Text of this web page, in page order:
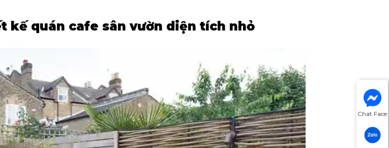
Chat Face
kế quán cafe sân vườn diện tích nhỏ